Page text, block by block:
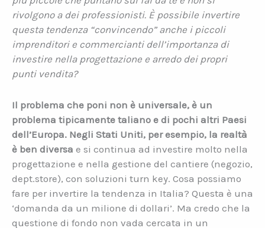
rivolgono a dei professionisti. È possibile invertire
questa tendenza “convincendo” anche i piccoli
imprenditori e commercianti dell’importanza di
investire nella progettazione e arredo dei propri
punti vendita?
Il problema che poni non è universale, è un
problema tipicamente taliano e di pochi altri Paesi
dell’Europa. Negli Stati Uniti, per esempio, la realtà
è ben diversa e si continua ad investire molto nella
progettazione e nella gestione del cantiere (negozio,
dept.store), con soluzioni turn key. Cosa possiamo
fare per invertire la tendenza in Italia? Questa è una
‘domanda da un milione di dollari’. Ma credo che la
questione di fondo non vada cercata in un